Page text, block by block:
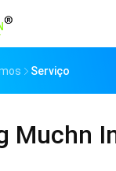
Serviço
Muchn